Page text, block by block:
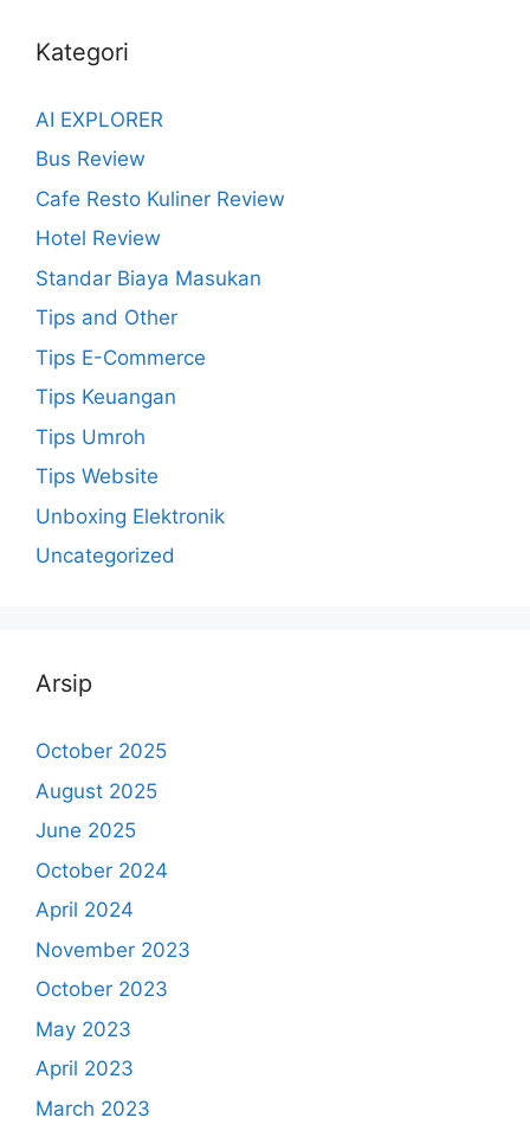
Kategori
AI EXPLORER
Bus Review
Cafe Resto Kuliner Review
Hotel Review
Standar Biaya Masukan
Tips and Other
Tips E-Commerce
Tips Keuangan
Tips Umroh
Tips Website
Unboxing Elektronik
Uncategorized
Arsip
October 2025
August 2025
June 2025
October 2024
April 2024
November 2023
October 2023
May 2023
April 2023
March 2023